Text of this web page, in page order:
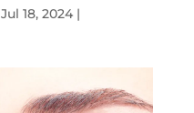
Jul 18, 2024|